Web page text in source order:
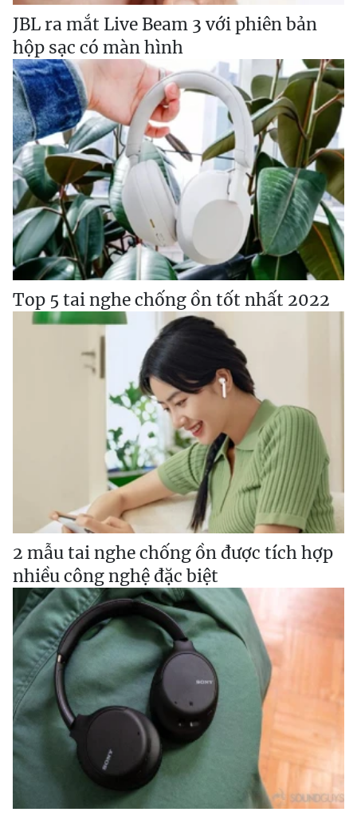
JBL ra mắt Live Beam 3 với phiên bản
hộp sạc có màn hình
Top 5 tai nghe chống ồn tốt nhất 2022
2 mẫu tai nghe chống ồn được tích hợp
nhiều công nghệ đặc biệt